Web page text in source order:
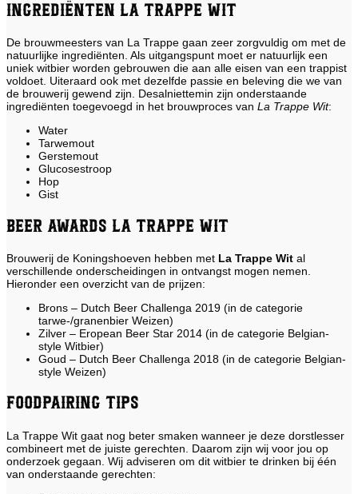
Ingrediënten La Trappe Wit
De brouwmeesters van La Trappe gaan zeer zorgvuldig om met de
natuurlijke ingrediënten. Als uitgangspunt moet er natuurlijk een
uniek witbier worden gebrouwen die aan alle eisen van een trappist
voldoet. Uiteraard ook met dezelfde passie en beleving die we van
de brouwerij gewend zijn. Desalniettemin zijn onderstaande
ingrediënten toegevoegd in het brouwproces van La Trappe Wit:
Water
Tarwemout
Gerstemout
Glucosestroop
Hop
Gist
Beer Awards La Trappe Wit
Brouwerij de Koningshoeven hebben met La Trappe Wit al
verschillende onderscheidingen in ontvangst mogen nemen.
Hieronder een overzicht van de prijzen:
Brons – Dutch Beer Challenga 2019 (in de categorie
tarwe-/granenbier Weizen)
Zilver – Eropean Beer Star 2014 (in de categorie Belgian-
style Witbier)
Goud – Dutch Beer Challenga 2018 (in de categorie Belgian-
style Weizen)
Foodpairing tips
La Trappe Wit gaat nog beter smaken wanneer je deze dorstlesser
combineert met de juiste gerechten. Daarom zijn wij voor jou op
onderzoek gegaan. Wij adviseren om dit witbier te drinken bij één
van onderstaande gerechten: